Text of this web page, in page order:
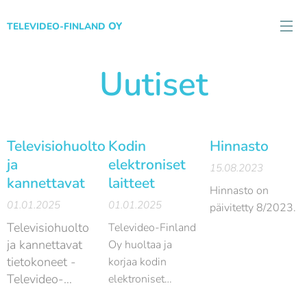
TELEVIDEO-FINLAND OY
Uutiset
Televisiohuolto
ja
kannettavat
01.01.2025
Televisiohuolto
ja kannettavat
tietokoneet -
Televideo-
Kodin
elektroniset
laitteet
01.01.2025
Televideo-Finland
Oy huoltaa ja
korjaa kodin
elektroniset
Hinnasto
15.08.2023
Hinnasto on
päivitetty 8/2023.